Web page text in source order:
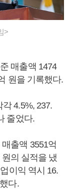
>
매출액 1474
원을 기록했다.
4.5%, 237.
줄었다.
출액 3551억
의 실적을 냈
이익 역시 16.
다.